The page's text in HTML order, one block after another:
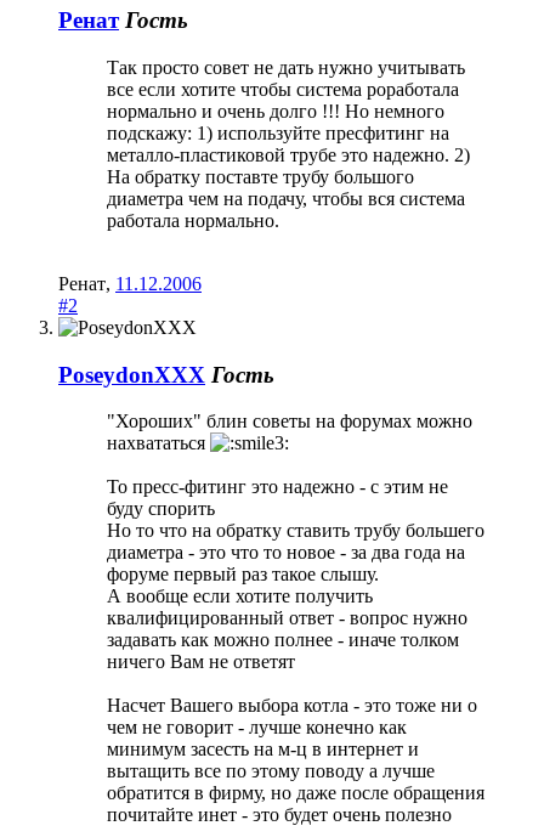
Ренат Гость
Так просто совет не дать нужно учитывать
все если хотите чтобы система роработала
нормально и очень долго !!! Но немного
подскажу: 1) используйте пресфитинг на
металло-пластиковой трубе это надежно. 2)
На обратку поставте трубу большого
диаметра чем на подачу, чтобы вся система
работала нормально.
Ренат, 11.12.2006
#2
PoseydonXXX Гость
"Хороших" блин советы на форумах можно
нахвататься
То пресс-фитинг это надежно - с этим не
буду спорить
Но то что на обратку ставить трубу большего
диаметра - это что то новое - за два года на
форуме первый раз такое слышу.
А вообще если хотите получить
квалифицированный ответ - вопрос нужно
задавать как можно полнее - иначе толком
ничего Вам не ответят
Насчет Вашего выбора котла - это тоже ни о
чем не говорит - лучше конечно как
минимум засесть на м-ц в интернет и
вытащить все по этому поводу а лучше
обратится в фирму, но даже после обращения
почитайте инет - это будет очень полезно